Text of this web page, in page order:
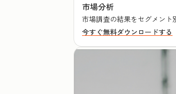
市場分析
市場調査の結果をセグメント
今すぐ無料ダウンロードする